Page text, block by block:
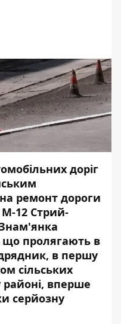
доріг
ремонт дороги
12 Стрий-
пролягають в
в першу
сільських
районі, вперше
серйозну